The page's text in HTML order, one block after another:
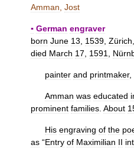
Amman Jost
▪ German engraver
born June 13 1539 Zürich
died March 17 1591
painter and printmaker,
Amman was educated
prominent families About
His engraving of the
as “Entry of Maximilian II